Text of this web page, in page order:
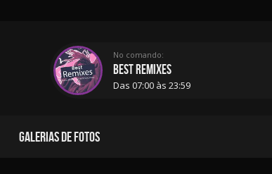
No comando:
BEST REMIXES
Das 07:00 às 23:59
GALERIAS DE FOTOS